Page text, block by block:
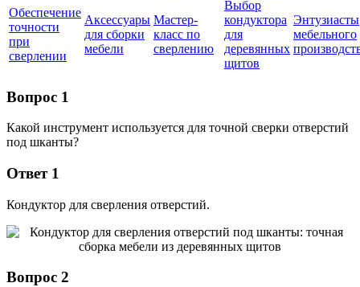
Обеспечение
точности
при
сверлении
Аксессуары
для сборки
мебели
Мастер-
класс по
сверлению
Выбор
кондуктора
для
деревянных
щитов
Энтузиасты
мебельного
Вопрос 1
Какой инструмент используется для точной сверки отверстий
под шканты?
Ответ 1
Кондуктор для сверления отверстий.
Вопрос 2